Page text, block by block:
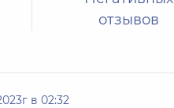
отзывов
в 02:32